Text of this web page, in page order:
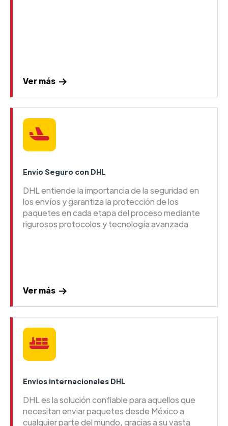
Ver más
Envío Seguro con DHL
DHL entiende la importancia de la seguridad en
los envíos y garantiza la protección de los
paquetes en cada etapa del proceso mediante
rigurosos protocolos y tecnología avanzada
Ver más
Envios internacionales DHL
DHL es la solución confiable para aquellos que
necesitan enviar paquetes desde México a
cualquier parte del mundo, gracias a su vasta